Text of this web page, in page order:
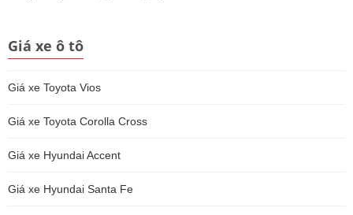
Giá xe ô tô
Giá xe Toyota Vios
Giá xe Toyota Corolla Cross
Giá xe Hyundai Accent
Giá xe Hyundai Santa Fe